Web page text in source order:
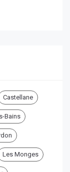
Castellane
Bains
Les Monges